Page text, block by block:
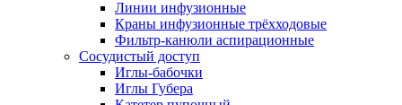
Линии инфузионные
Краны инфузионные трёхходовые
Фильтр-канюли аспирационные
Сосудистый доступ
Иглы-бабочки
Иглы Губера